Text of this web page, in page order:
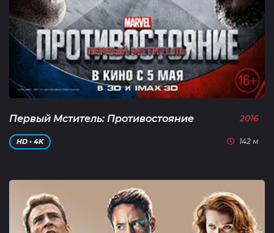
Первый Мститель: Противостояние 2016
HD • 4K 142 м